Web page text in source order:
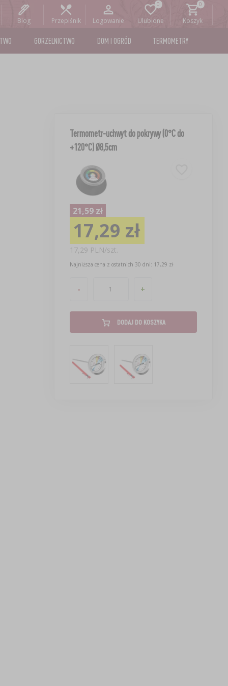
Blog Przepiśnik Logowanie Ulubione Koszyk
GORZELNICTWO DOM I OGRÓD TERMOMETRY
Termometr-uchwyt do pokrywy (0°C do
+120°C) Ø8,5cm
21,59 zł
17,29 zł
17,29 PLN/szt.
Najniższa cena z ostatnich 30 dni: 17,29 zł
- +
DODAJ DO KOSZYKA